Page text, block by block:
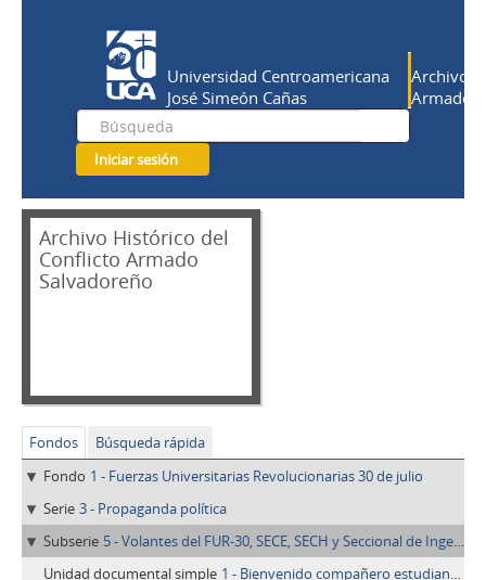
Universidad Centroamericana
José Simeón Cañas
Archivo
Armado
Iniciar sesión
Archivo Histórico del
Conflicto Armado
Salvadoreño
Fondos
Búsqueda rápida
Fondo 1 - Fuerzas Universitarias Revolucionarias 30 de julio
Serie 3 - Propaganda política
Subserie 5 - Volantes del FUR-30, SECE, SECH y Seccional de Ingeniería
Unidad documental simple 1 - Bienvenido compañero estudiante de nuevo ingreso